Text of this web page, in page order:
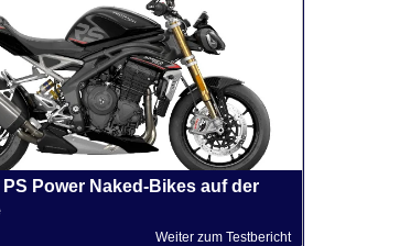
PS Power Naked-Bikes auf der
Weiter zum Testbericht